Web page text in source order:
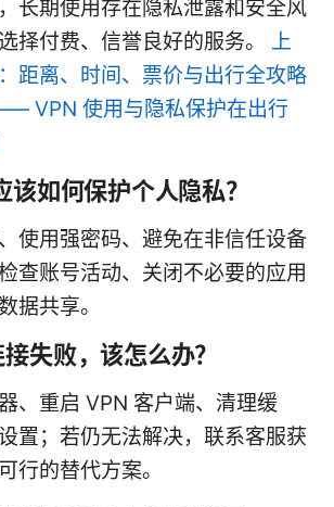
长期使用存在隐私泄露和安全风
择付费、信誉良好的服务。
上
距离、时间、票价与出行全攻略
VPN 使用与隐私保护在出行
该如何保护个人隐私？
使用强密码、避免在非信任设备
查账号活动、关闭不必要的应用
据共享。
失败，该怎么办？
、重启 VPN 客户端、清理缓
置；若仍无法解决，联系客服获
行的替代方案。